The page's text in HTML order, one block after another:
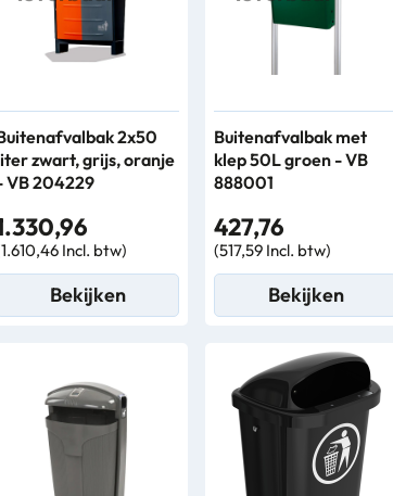
2x50
zwart, grijs, oranje
VB 204229
Incl. btw)
Bekijken
Buitenafvalbak met
klep 50L groen - VB
888001
427,76
(517,59 Incl. btw)
Bekijken